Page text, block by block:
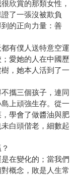
欣賞的那類女性，
了一張沒被欺負
的正向力量：善
有僕人送特意空運
愛她的人在中國歷
，她本人活到了一
攜三個孩子，連同
上頑強生存。從一
學會了做醬油與肥
白頭偕老，細數起
在變化的；當我們
概念，敗是人生常